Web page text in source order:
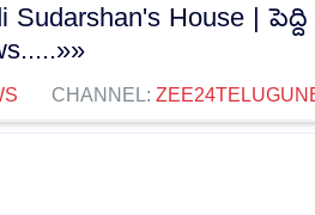
Sudarshan's House |
CHANNEL: